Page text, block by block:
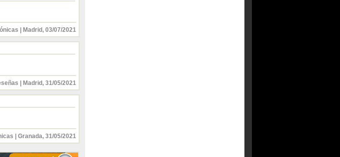
Madrid , 03/07/2021
Madrid , 31/05/2021
Granada, 31/05/2021